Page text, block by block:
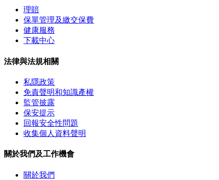
理賠
保單管理及繳交保費
健康服務
下載中心
法律與法規相關
私隱政策
免責聲明和知識產權
監管披露
保安提示
回報安全性問題
收集個人資料聲明
關於我們及工作機會
關於我們